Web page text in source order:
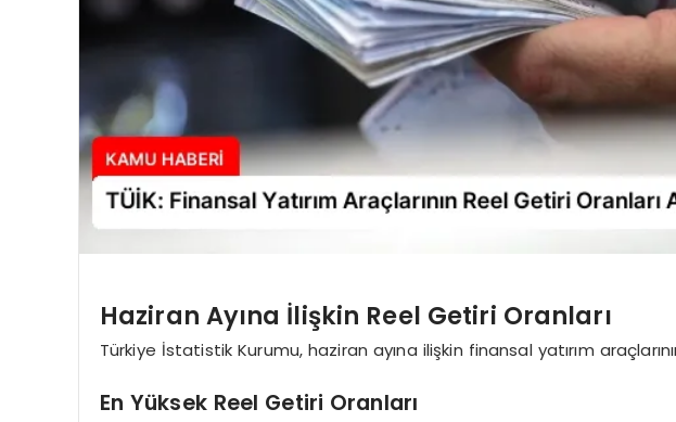
Haziran Ayına İlişkin Reel Getiri Oranları
Türkiye İstatistik Kurumu, haziran ayına ilişkin finansal yatırım
En Yüksek Reel Getiri Oranları